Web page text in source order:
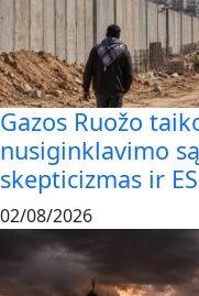
Gazos Ruožo
nusiginklavimo
skepticizmas ir
02/08/2026